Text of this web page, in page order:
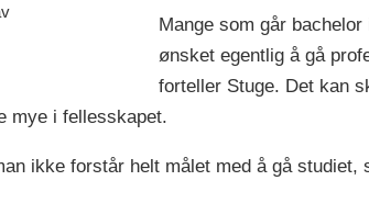
Mange som går
ønsket egentlig å gå
forteller Stuge. Det kan
mye i fellesskapet.
ikke forstår helt målet med å gå studiet,